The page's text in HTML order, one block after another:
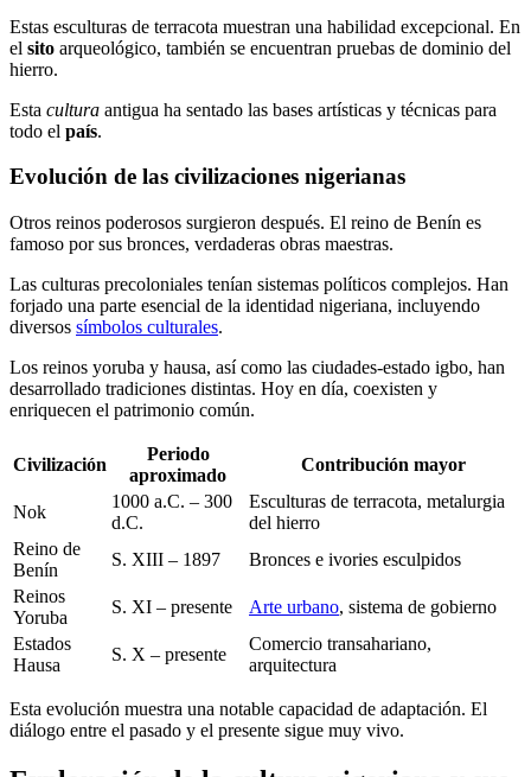
Estas esculturas de terracota muestran una habilidad excepcional. En
el sito arqueológico, también se encuentran pruebas de dominio del
hierro.
Esta cultura antigua ha sentado las bases artísticas y técnicas para
todo el país.
Evolución de las civilizaciones nigerianas
Otros reinos poderosos surgieron después. El reino de Benín es
famoso por sus bronces, verdaderas obras maestras.
Las culturas precoloniales tenían sistemas políticos complejos. Han
forjado una parte esencial de la identidad nigeriana, incluyendo
diversos símbolos culturales.
Los reinos yoruba y hausa, así como las ciudades-estado igbo, han
desarrollado tradiciones distintas. Hoy en día, coexisten y
enriquecen el patrimonio común.
Civilización
Periodo
aproximado
Contribución mayor
Nok
1000 a.C. – 300
d.C.
Esculturas de terracota, metalurgia
del hierro
Reino de
Benín
S. XIII – 1897
Bronces e ivories esculpidos
Reinos
Yoruba
S. XI – presente Arte urbano, sistema de gobierno
Estados
Hausa
S. X – presente
Comercio transahariano,
arquitectura
Esta evolución muestra una notable capacidad de adaptación. El
diálogo entre el pasado y el presente sigue muy vivo.